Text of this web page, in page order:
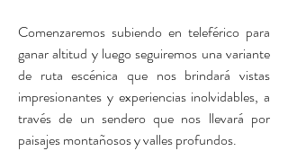
Comenzaremos subiendo en teleférico para
ganar altitud y luego seguiremos una variante
de ruta escénica que nos brindará vistas
impresionantes y experiencias inolvidables, a
través de un sendero que nos llevará por
paisajes montañosos y valles profundos.